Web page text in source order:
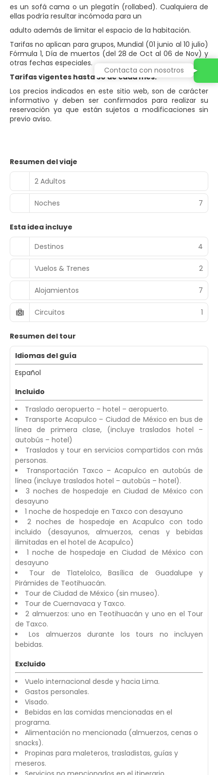
es un sofá cama o un plegatín (rollabed). Cualquiera de
ellas podría resultar incómoda para un
adulto además de limitar el espacio de la habitación.
Tarifas no aplican para grupos, Mundial (01 junio al 10 julio)
Fórmula 1, Día de muertos (del 28 de Oct al 06 de Nov) y
otras fechas especiales.
Tarifas vigentes hasta 30 de cada mes.
Los precios indicados en este sitio web, son de carácter
informativo y deben ser confirmados para realizar su
reservación ya que están sujetos a modificaciones sin
previo aviso.
Resumen del viaje
2 Adultos
Noches 7
Esta idea incluye
Destinos
4
Vuelos & Trenes 2
Alojamientos 7
Circuitos 1
Resumen del tour
Idiomas del guía
Español
Incluido
Traslado aeropuerto – hotel – aeropuerto.
Transporte Acapulco – Ciudad de México en bus de
línea de primera clase, (incluye traslados hotel –
autobús – hotel)
Traslados y tour en servicios compartidos con más
personas.
Transportación Taxco – Acapulco en autobús de
línea (incluye traslados hotel – autobús – hotel).
3 noches de hospedaje en Ciudad de México con
desayuno
1 noche de hospedaje en Taxco con desayuno
2 noches de hospedaje en Acapulco con todo
incluido (desayunos, almuerzos, cenas y bebidas
ilimitadas en el hotel de Acapulco)
1 noche de hospedaje en Ciudad de México con
desayuno
Tour de Tlatelolco, Basílica de Guadalupe y
Pirámides de Teotihuacán.
Tour de Ciudad de México (sin museo).
Tour de Cuernavaca y Taxco.
2 almuerzos: uno en Teotihuacán y uno en el Tour
de Taxco.
Los almuerzos durante los tours no incluyen
bebidas.
Excluido
Vuelo internacional desde y hacia Lima.
Gastos personales.
Visado.
Bebidas en las comidas mencionadas en el
programa.
Alimentación no mencionada (almuerzos, cenas o
snacks).
Propinas para maleteros, trasladistas, guías y
meseros.
Contacta con nosotros